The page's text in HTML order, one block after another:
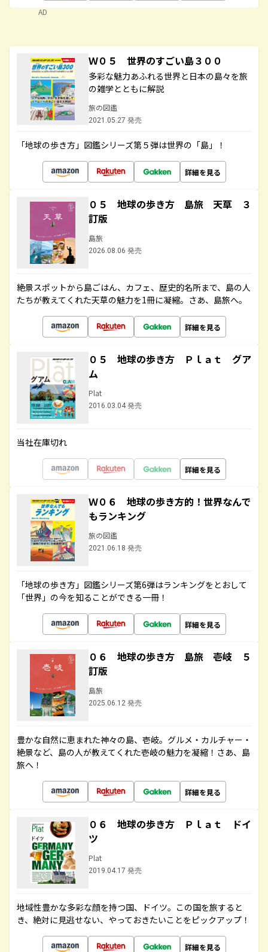
AD
Ｗ０５ 世界のすごい島３００
多彩な魅力あふれる世界と日本の島々を旅
の雑学とともに解説
旅の図鑑
2021.05.27 発売
「地球の歩き方」図鑑シリーズ第５弾は世界の「島」！
詳細を見る
０５ 地球の歩き方 島旅 天草 ３
訂版
島旅
2026.08.06 発売
絶景スポットから島ごはん、カフェ、歴史的名所まで、島の人
たちが教えてくれた天草の魅力を1冊に凝縮。さあ、島旅へ。
詳細を見る
０５ 地球の歩き方 Ｐｌａｔ グア
ム
Plat
2016.03.04 発売
当社在庫切れ
詳細を見る
Ｗ０６ 地球の歩き方的！世界なんで
もランキング
旅の図鑑
2021.06.18 発売
「地球の歩き方」図鑑シリーズ第6弾はランキングをとおして
「世界」の今を知ることができる一冊！
詳細を見る
０６ 地球の歩き方 島旅 壱岐 ５
訂版
島旅
2025.06.12 発売
豊かな自然に恵まれた神々の島、壱岐。グルメ・カルチャー・
絶景など、島の人が教えてくれた壱岐の魅力を凝縮！さあ、島
旅へ！
詳細を見る
０６ 地球の歩き方 Ｐｌａｔ ドイ
ツ
Plat
2019.04.17 発売
地域性豊かな多彩な顔を持つ国、ドイツ。この国を旅すると
き、絶対に見逃せない、やっておきたいことをピックアップ！
詳細を見る